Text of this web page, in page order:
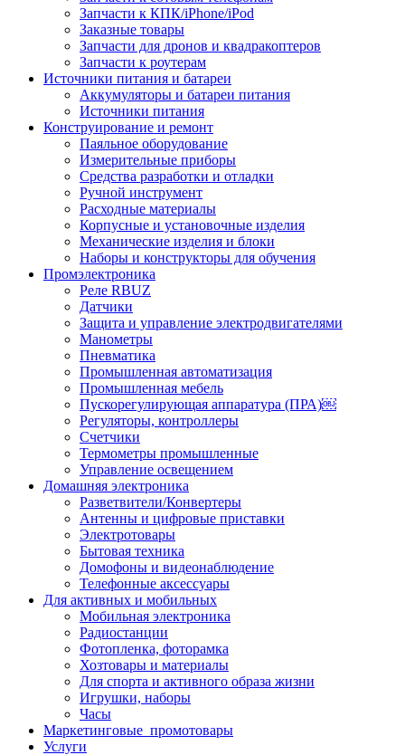
Запчасти к КПК/iPhone/iPod
Заказные товары
Запчасти для дронов и квадракоптеров
Запчасти к роутерам
Источники питания и батареи
Аккумуляторы и батареи питания
Источники питания
Конструирование и ремонт
Паяльное оборудование
Измерительные приборы
Средства разработки и отладки
Ручной инструмент
Расходные материалы
Корпусные и установочные изделия
Механические изделия и блоки
Наборы и конструкторы для обучения
Промэлектроника
Реле RBUZ
Датчики
Защита и управление электродвигателями
Манометры
Пневматика
Промышленная автоматизация
Промышленная мебель
Пускорегулирующая аппаратура (ПРА)￼
Регуляторы, контроллеры
Счетчики
Термометры промышленные
Управление освещением
Домашняя электроника
Разветвители/Конвертеры
Антенны и цифровые приставки
Электротовары
Бытовая техника
Домофоны и видеонаблюдение
Телефонные аксессуары
Для активных и мобильных
Мобильная электроника
Радиостанции
Фотопленка, фоторамка
Хозтовары и материалы
Для спорта и активного образа жизни
Игрушки, наборы
Часы
Маркетинговые_промотовары
Услуги